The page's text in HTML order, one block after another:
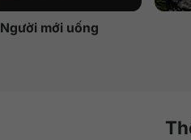
Người mới uống